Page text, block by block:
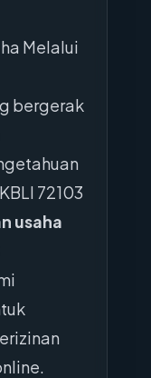
Melalui
bergerak
72103
usaha